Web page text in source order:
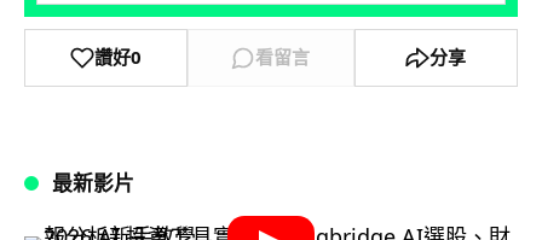
讚好0 看留言 分享
最新影片